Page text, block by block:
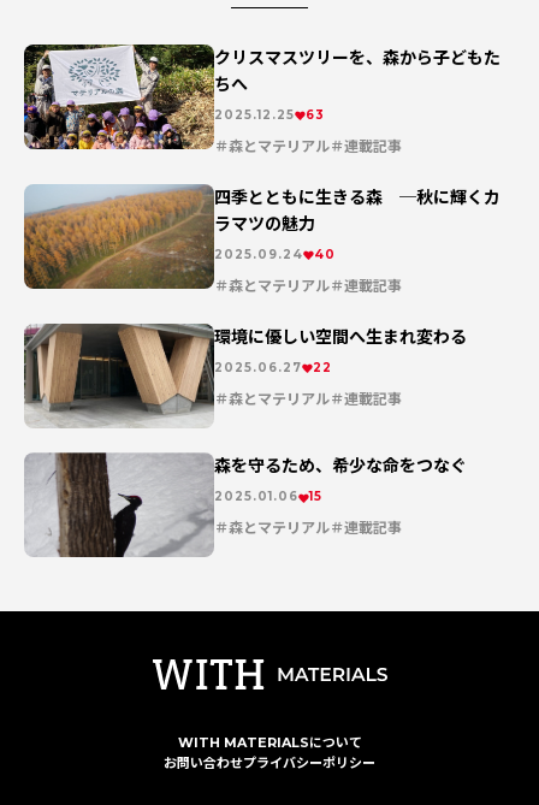
クリスマスツリーを、森から子どもた
ちへ
2025.12.25 63
森とマテリアル 連載記事
四季とともに生きる森 ─秋に輝くカ
ラマツの魅力
2025.09.24 40
森とマテリアル 連載記事
環境に優しい空間へ生まれ変わる
2025.06.27 22
森とマテリアル 連載記事
森を守るため、希少な命をつなぐ
2025.01.06 15
森とマテリアル 連載記事
WITH MATERIALSについて
お問い合わせプライバシーポリシー